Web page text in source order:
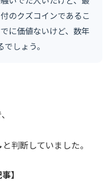
のクズコインであるこ
に価値ないけど、数年
しょう。
と判断していました。
】